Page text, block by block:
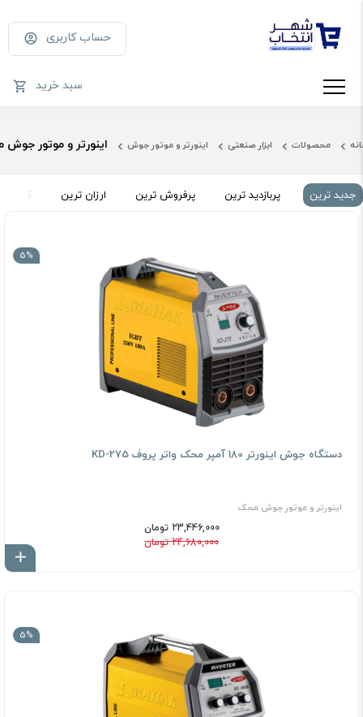
حساب کاربری
سبد خرید
محصولات ابزار صنعتی اینورتر و موتور جوش اینورتر و موتور جوش
جدید ترین پربازدید ترین پرفروش ترین ارزان ترین گران
5%
دستگاه جوش اینورتر 180 آمپر محک واتر پروف KD-275
اینورتر و موتور جوش محک
23,446,000 تومان
24,680,000 تومان
5%